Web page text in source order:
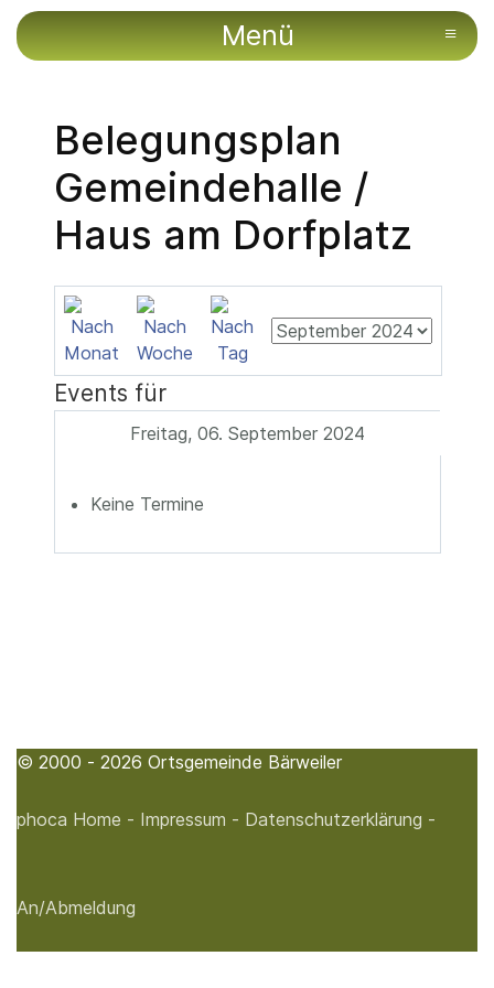
Menü ≡
Belegungsplan
Gemeindehalle /
Haus am Dorfplatz
Events für
Freitag, 06. September 2024
Keine Termine
© 2000 - 2026 Ortsgemeinde Bärweiler
phoca Home - Impressum - Datenschutzerklärung -
An/Abmeldung